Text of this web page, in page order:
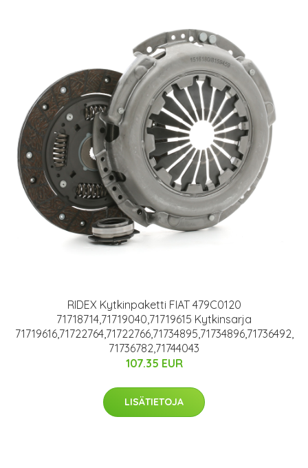
RIDEX Kytkinpaketti FIAT 479C0120
71718714,71719040,71719615 Kytkinsarja
71719616,71722764,71722766,71734895,71734896,71736492,
71736782,71744043
107.35 EUR
LISÄTIETOJA